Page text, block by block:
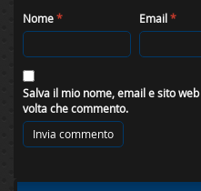
Nome* Email*
Salva il mio nome, email e sito
volta che commento.